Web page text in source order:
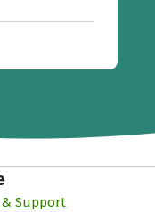
Support